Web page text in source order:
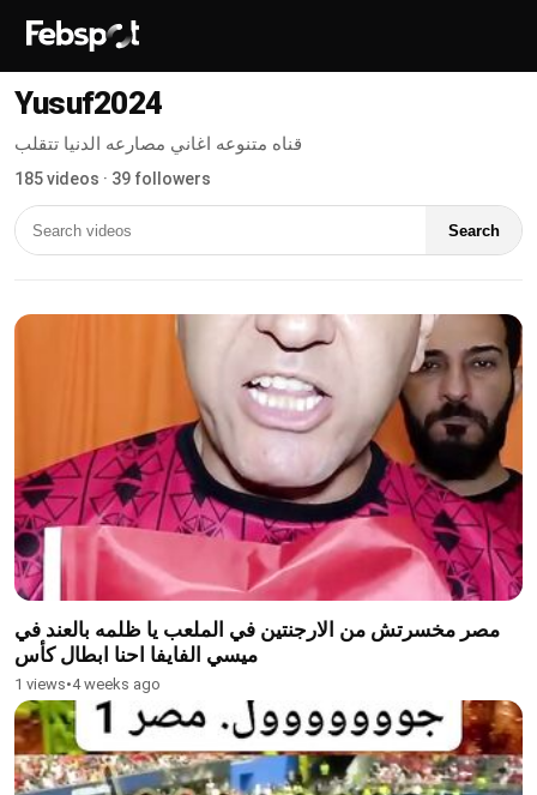
Yusuf2024
قناه متنوعه اغاني مصارعه الدنيا تتقلب
185 videos · 39 followers
Search
مصر مخسرتش من الارجنتين في الملعب يا ظلمه بالعند في
ميسي الفايفا احنا ابطال كأس
1 views•4 weeks ago